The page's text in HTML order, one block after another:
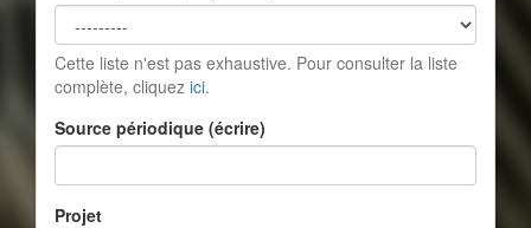
Cette liste n'est pas exhaustive. Pour consulter la liste
complète, cliquez ici.
Source périodique (écrire)
Projet